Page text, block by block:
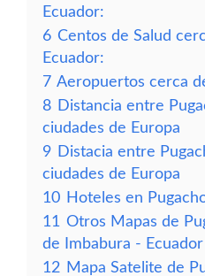
Ecuador:
6 Centos de Salud
Ecuador:
7 Aeropuertos cerca
8 Distancia entre
ciudades de Europa
9 Distacia entre
ciudades de Europa
10 Hoteles en
11 Otros Mapas de
de Imbabura - Ecuador
12 Mapa Satelite de